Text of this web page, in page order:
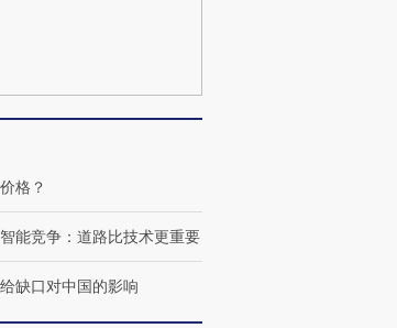
格？
能竞争：道路比技术更重要
缺口对中国的影响